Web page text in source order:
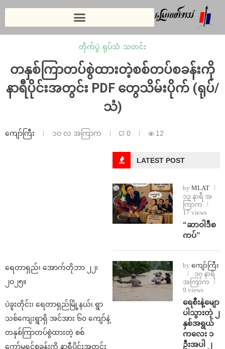
တိုက်ပွဲ, ရုပ်သံ, သတင်း
တနှစ်ကြာတပ်စွဲထားတဲ့စစ်တပ်စခန်းကို
နာရီပိုင်းအတွင်း PDF တွေသိမ်းပိုက် (ရုပ်/
သံ)
ကျော်ကြီး ၁၀ လ အကြာက 0 12
ရေတာရှည်၊ အောက်တိုဘာ ၂၂၊
၂၀၂၅။
ပဲခူးတိုင်း၊ ရေတာရှည်မြို့နယ်၊ ရွာ
သစ်ကျေးရွာရှိ အင်အား ၆၀ ကျော်နဲ့
တနှစ်ကြာတပ်စွဲထားတဲ့ စစ်
ကော်မရှင်စခန်းကို နာရီပိုင်းအတွင်း
LATEST POST
by MLAT
၁၃ နာရီ အ
ကြာက
17 views
“ဆာဝါဒီစ
ကပ်”
by ကျော်ကြီး
၁၇ နာရီ
အကြာက
9 views
ရေစီးနဲ့မျော
ပါသွားတဲ့ ၂
နှစ်အရွယ်
ကလေး ၁
ဦးအပါ ၂